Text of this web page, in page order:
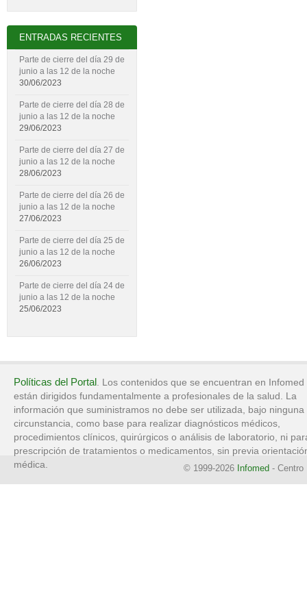
ENTRADAS RECIENTES
Parte de cierre del día 29 de
junio a las 12 de la noche
30/06/2023
Parte de cierre del día 28 de
junio a las 12 de la noche
29/06/2023
Parte de cierre del día 27 de
junio a las 12 de la noche
28/06/2023
Parte de cierre del día 26 de
junio a las 12 de la noche
27/06/2023
Parte de cierre del día 25 de
junio a las 12 de la noche
26/06/2023
Parte de cierre del día 24 de
junio a las 12 de la noche
25/06/2023
Políticas del Portal. Los contenidos que se encuentran en Infomed
están dirigidos fundamentalmente a profesionales de la salud. La
información que suministramos no debe ser utilizada, bajo ninguna
circunstancia, como base para realizar diagnósticos médicos,
procedimientos clínicos, quirúrgicos o análisis de laboratorio, ni
prescripción de tratamientos o medicamentos, sin previa
médica.
© 1999-2026 Infomed - Centro